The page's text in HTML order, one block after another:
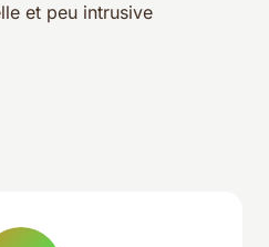
et peu intrusive